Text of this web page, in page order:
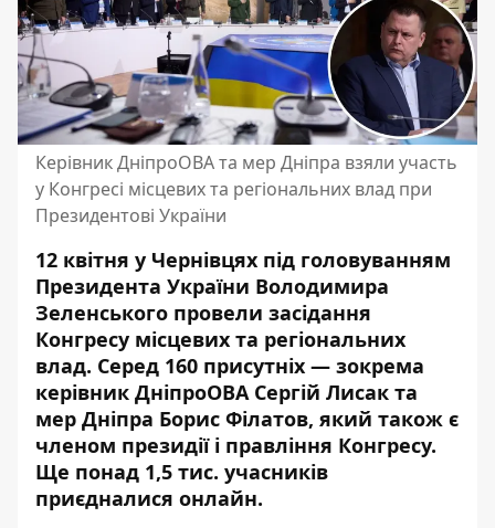
Керівник ДніпроОВА та мер Дніпра взяли участь
у Конгресі місцевих та регіональних влад при
Президентові України
12 квітня у Чернівцях під головуванням
Президента України Володимира
Зеленського провели засідання
Конгресу місцевих та регіональних
влад. Серед 160 присутніх — зокрема
керівник ДніпроОВА Сергій Лисак та
мер Дніпра Борис Філатов, який також є
членом президії і правління Конгресу.
Ще понад 1,5 тис. учасників
приєдналися онлайн.